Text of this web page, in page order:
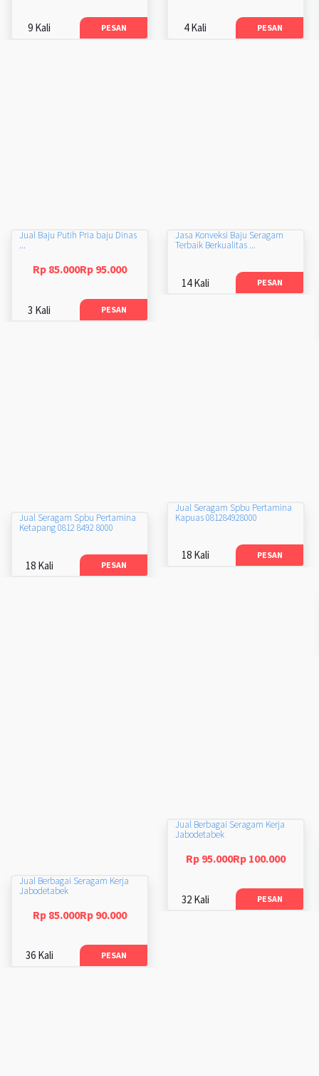
9 Kali PESAN 4 Kali PESAN
Jual Baju Putih Pria baju Dinas
...
Rp 85.000Rp 95.000
3 Kali PESAN
Jasa Konveksi Baju Seragam
Terbaik Berkualitas ...
14 Kali PESAN
Jual Seragam Spbu Pertamina
Kapuas 081284928000
18 Kali PESAN
Jual Seragam Spbu Pertamina
Ketapang 0812 8492 8000
18 Kali PESAN
Jual Berbagai Seragam Kerja
Jabodetabek
Rp 95.000Rp 100.000
32 Kali PESAN
Jual Berbagai Seragam Kerja
Jabodetabek
Rp 85.000Rp 90.000
36 Kali PESAN